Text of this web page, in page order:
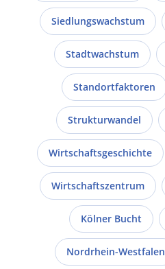
Siedlungswachstum
Stadtwachstum
Standortfaktoren
Strukturwandel
Wirtschaftsgeschichte
Wirtschaftszentrum
Kölner Bucht
Nordrhein-Westfalen